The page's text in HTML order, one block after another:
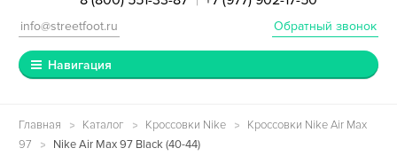
Обратный звонок
info@streetfoot.ru
Навигация
Главная Каталог Кроссовки Nike
Кроссовки Nike Air Max
97
Nike Air Max 97 Black (40-44)